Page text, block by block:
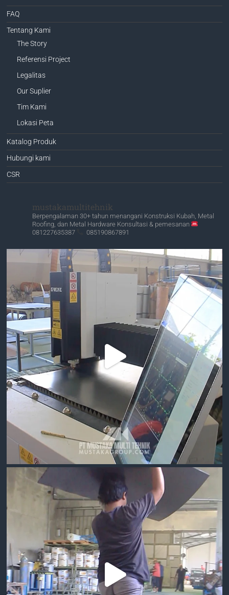
FAQ
Tentang Kami
The Story
Referensi Project
Legalitas
Our Suplier
Tim Kami
Lokasi Peta
Katalog Produk
Hubungi kami
CSR
mustakamultitehnik
Berpengalaman 30+ tahun menangani Konstruksi Kubah, Metal
Roofing, dan Metal Hardware Konsultasi & pemesanan
081227635387
085190867891